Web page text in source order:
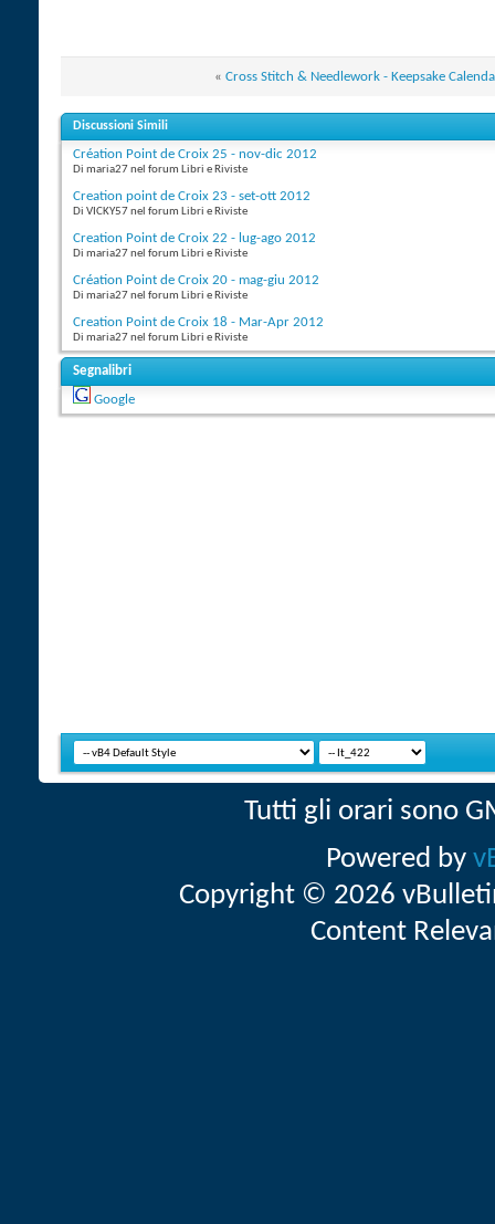
« Cross Stitch & Needlework - Keepsake
Discussioni Simili
Création Point de Croix 25 - nov-dic 2012
Di maria27 nel forum Libri e Riviste
Creation point de Croix 23 - set-ott 2012
Di VICKY57 nel forum Libri e Riviste
Creation Point de Croix 22 - lug-ago 2012
Di maria27 nel forum Libri e Riviste
Création Point de Croix 20 - mag-giu 2012
Di maria27 nel forum Libri e Riviste
Creation Point de Croix 18 - Mar-Apr 2012
Di maria27 nel forum Libri e Riviste
Segnalibri
Google
Tutti gli orari sono
Powered by
Copyright © 2026
Content